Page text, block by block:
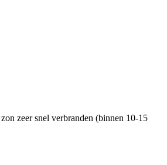
zeer snel verbranden (binnen 10-15